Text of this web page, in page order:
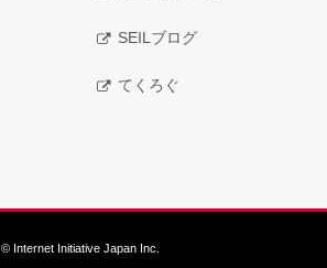
SEILブログ
てくろぐ
© Internet Initiative Japan Inc.